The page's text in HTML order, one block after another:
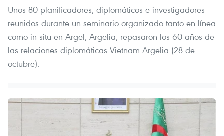
Unos 80 planificadores, diplomáticos e investigadores
reunidos durante un seminario organizado tanto en línea
como in situ en Argel, Argelia, repasaron los 60 años de
las relaciones diplomáticas Vietnam-Argelia (28 de
octubre).